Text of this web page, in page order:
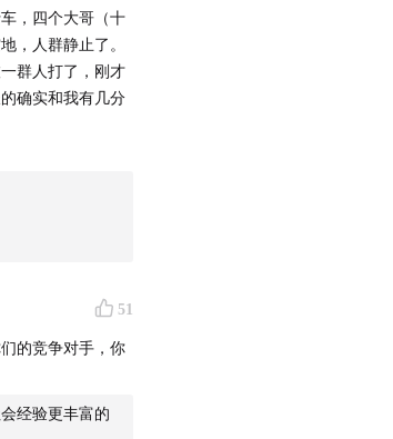
，四个大哥（十
，人群静止了。
群人打了，刚才
确实和我有几分
厅的房子，里面
角了）要是一会
说行。
站着两个明显乡
扣的皮腰带）把
这辈子听过这么
折，检查只是皮
51
的竞争对手，你
经验更丰富的